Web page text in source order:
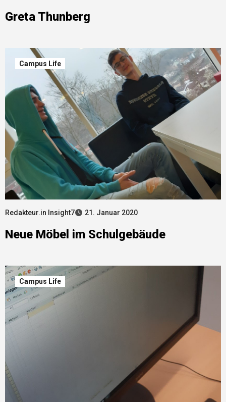
Greta Thunberg
Campus Life
Redakteur.in Insight7 21. Januar 2020
Neue Möbel im Schulgebäude
Campus Life